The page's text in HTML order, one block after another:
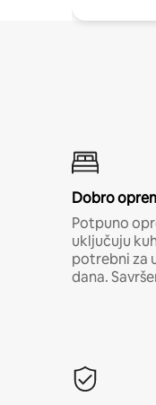
Dobro
Potpuno
uključuju
potrebni za
dana.